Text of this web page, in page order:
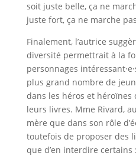
soit juste belle, ça ne
juste fort, ça ne marche
Finalement, l’autrice
diversité permettrait à la
personnages
plus grand nombre de
dans les héros et héroïnes
leurs livres. Mme Rivard,
mère que dans son rôle
toutefois de proposer des
que d’en interdire